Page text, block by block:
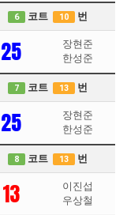
6 코트 10 번
25
장현준
한성준
7 코트 13 번
25
장현준
한성준
8 코트 13 번
13
이진섭
우상철